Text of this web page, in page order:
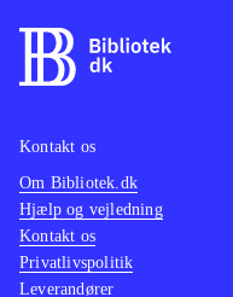
Kontakt os
Om Bibliotek.dk
Hjælp og vejledning
Kontakt os
Privatlivspolitik
Leverandører